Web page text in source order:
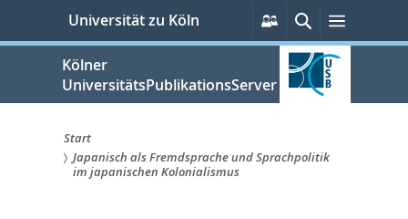
springen
Universität zu Köln
Persönliche
Services
SucheMenü
Kölner
UniversitätsPublikationsServer
Sie
Start
Japanisch als Fremdsprache und Sprachpolitik
im japanischen Kolonialismus